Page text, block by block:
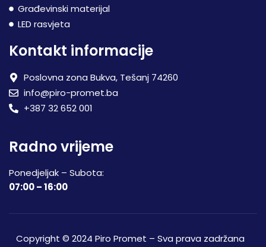
Građevinski materijal
LED rasvjeta
Kontakt informacije
Poslovna zona Bukva, Tešanj 74260
info@piro-promet.ba
+387 32 652 001
Radno vrijeme
Ponedjeljak – Subota:
07:00 – 16:00
Copyright © 2024 Piro Promet – Sva prava zadržana